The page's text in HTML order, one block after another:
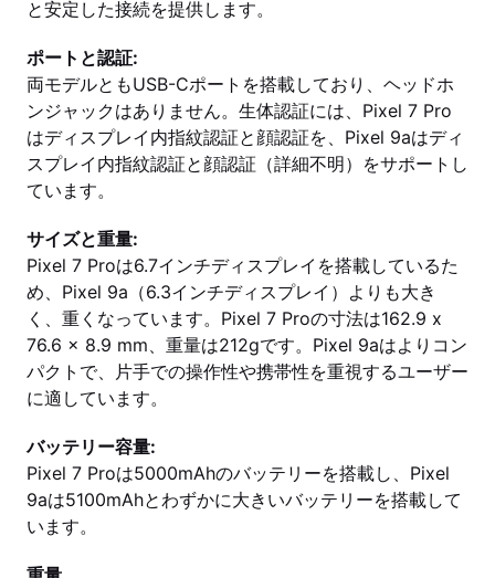
と安定した接続を提供します。
ポートと認証:
両モデルともUSB-Cポートを搭載しており、ヘッドホ
ンジャックはありません。生体認証には、Pixel 7 Pro
はディスプレイ内指紋認証と顔認証を、Pixel 9aはディ
スプレイ内指紋認証と顔認証（詳細不明）をサポートし
ています。
サイズと重量:
Pixel 7 Proは6.7インチディスプレイを搭載しているた
め、Pixel 9a（6.3インチディスプレイ）よりも大き
く、重くなっています。Pixel 7 Proの寸法は162.9 x
76.6 x 8.9 mm、重量は212gです。Pixel 9aはよりコン
パクトで、片手での操作性や携帯性を重視するユーザー
に適しています。
バッテリー容量:
Pixel 7 Proは5000mAhのバッテリーを搭載し、Pixel
9aは5100mAhとわずかに大きいバッテリーを搭載して
います。